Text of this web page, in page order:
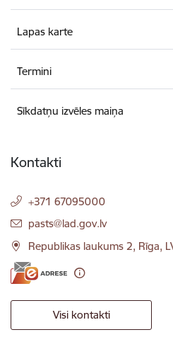
Lapas karte
Termini
Sīkdatņu izvēles maiņa
Kontakti
+371 67095000
E-pasts:
pasts@lad.gov.lv
Republikas laukums 2, Rīga,
Visi kontakti